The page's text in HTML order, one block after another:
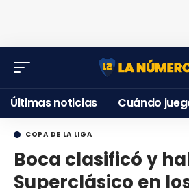
Últimas noticias Cuándo
COPA DE LA LIGA
Boca clasificó y
Superclásico en